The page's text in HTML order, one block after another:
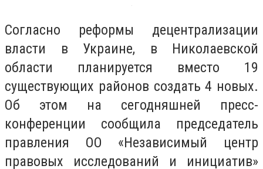
Согласно реформы децентрализации
власти в Украине, в Николаевской
области планируется вместо 19
существующих районов создать 4 новых.
Об этом на сегодняшней пресс-
конференции сообщила председатель
правления ОО «Независимый центр
правовых исследований и инициатив»